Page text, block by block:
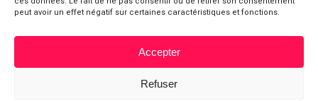
peut avoir un effet négatif sur certaines caractéristiques et fonctions.
Accepter
Refuser